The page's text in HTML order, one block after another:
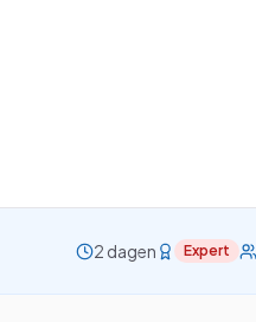
2 dagen Expert